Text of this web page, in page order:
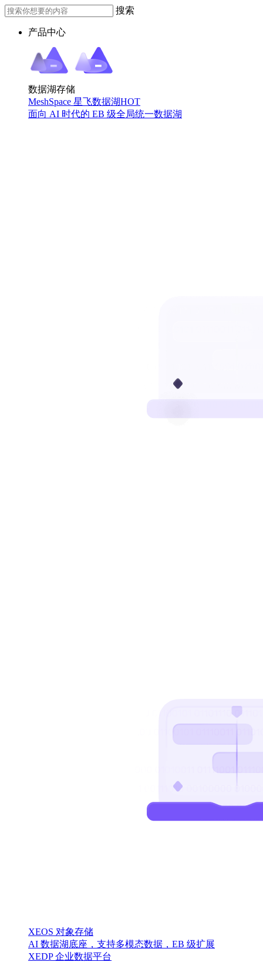
搜索
产品中心
数据湖存储
MeshSpace 星飞数据湖HOT
面向 AI 时代的 EB 级全局统一数据湖
XEOS 对象存储
AI 数据湖底座，支持多模态数据，EB 级扩展
XEDP 企业数据平台